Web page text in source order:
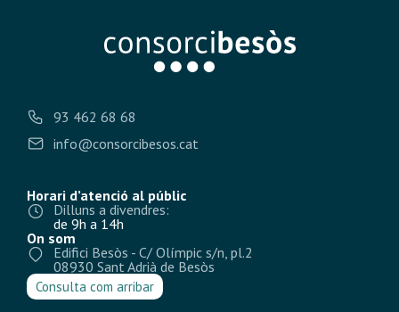
93 462 68 68
info@consorcibesos.cat
Horari d’atenció al públic
Dilluns a divendres:
de 9h a 14h
On som
Edifici Besòs - C/ Olímpic s/n, pl.2
08930 Sant Adrià de Besòs
Consulta com arribar